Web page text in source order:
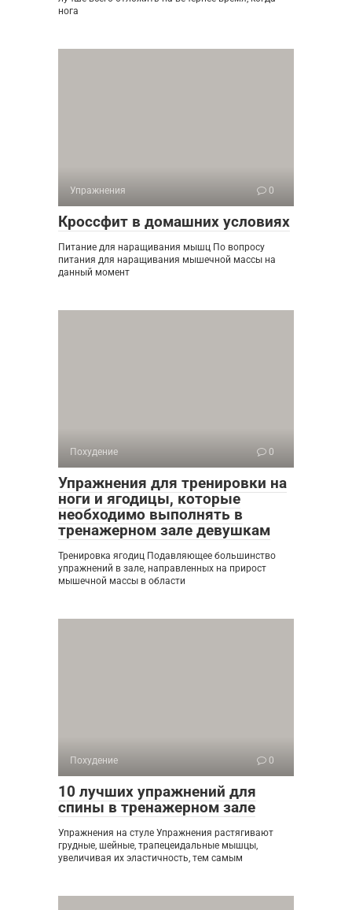
нога
Упражнения 0
Кроссфит в домашних условиях
Питание для наращивания мышц По вопросу
питания для наращивания мышечной массы на
данный момент
Похудение 0
Упражнения для тренировки на
ноги и ягодицы, которые
необходимо выполнять в
тренажерном зале девушкам
Тренировка ягодиц Подавляющее большинство
упражнений в зале, направленных на прирост
мышечной массы в области
Похудение 0
10 лучших упражнений для
спины в тренажерном зале
Упражнения на стуле Упражнения растягивают
грудные, шейные, трапецеидальные мышцы,
увеличивая их эластичность, тем самым